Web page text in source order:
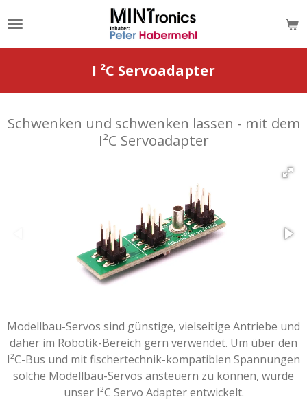
Hauptinhalt
springen
I ²C Servoadapter
Schwenken und schwenken lassen - mit dem
I²C Servoadapter
Modellbau-Servos sind günstige, vielseitige Antriebe und
daher im Robotik-Bereich gern verwendet. Um über den
I²C-Bus und mit fischertechnik-kompatiblen Spannungen
solche Modellbau-Servos ansteuern zu können, wurde
unser I²C Servo Adapter entwickelt.